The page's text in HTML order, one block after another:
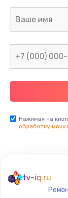
Не
Нажимая на
обработку моих
tv-iq.ru